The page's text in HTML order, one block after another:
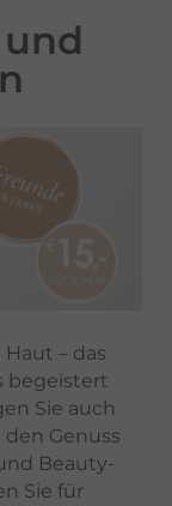
– das
begeistert
Sie auch
Genuss
Beauty-
Sie für